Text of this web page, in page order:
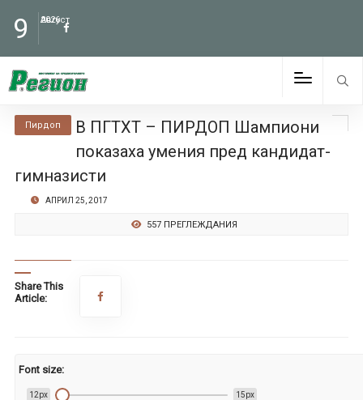
9 Август
2026
Пирдоп
В ПГТХТ – ПИРДОП Шампиони
показаха умения пред кандидат-
гимназисти
АПРИЛ 25, 2017
557 ПРЕГЛЕЖДАНИЯ
Share This
Article:
Font size:
12px 15px